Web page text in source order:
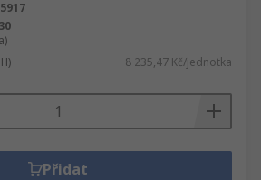
8 235,47 Kč/jednotka
Přidat